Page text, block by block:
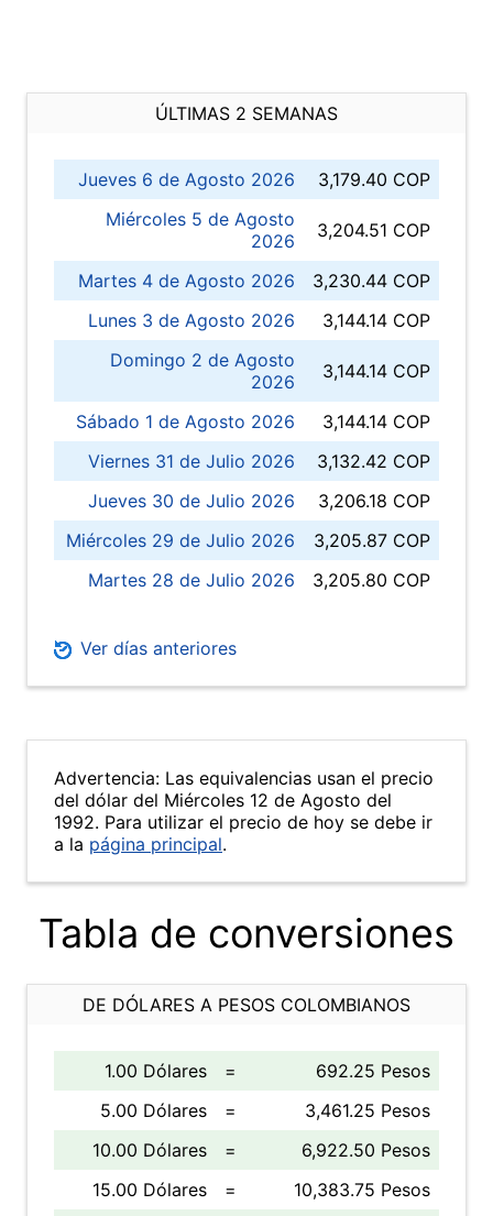
ÚLTIMAS 2 SEMANAS
Jueves 6 de Agosto 2026
3,179.40 COP
Miércoles 5 de Agosto
2026
3,204.51 COP
Martes 4 de Agosto 2026
3,230.44 COP
Lunes 3 de Agosto 2026
3,144.14 COP
Domingo 2 de Agosto
2026
3,144.14 COP
Sábado 1 de Agosto 2026
3,144.14 COP
Viernes 31 de Julio 2026
3,132.42 COP
Jueves 30 de Julio 2026
3,206.18 COP
Miércoles 29 de Julio 2026
3,205.87 COP
Martes 28 de Julio 2026
3,205.80 COP
Ver días anteriores
Advertencia: Las equivalencias usan el precio
del dólar del Miércoles 12 de Agosto del
1992. Para utilizar el precio de hoy se debe ir
a la página principal.
Tabla de conversiones
DE DÓLARES A PESOS COLOMBIANOS
1.00 Dólares =
692.25 Pesos
5.00 Dólares
=
3,461.25 Pesos
10.00 Dólares
=
6,922.50 Pesos
15.00 Dólares
=
10,383.75 Pesos